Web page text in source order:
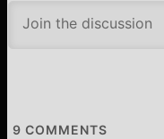
9 COMMENTS